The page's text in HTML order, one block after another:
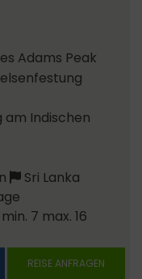
Adams Peak
am Indischen
Sri Lanka
7 max. 16
REISE ANFRAGEN